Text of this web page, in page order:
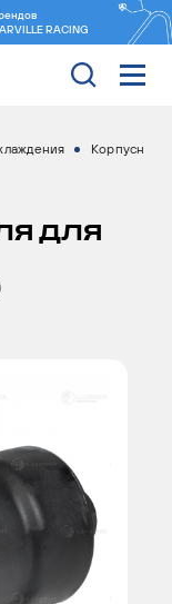
RACING
Корпусн
ДЛЯ